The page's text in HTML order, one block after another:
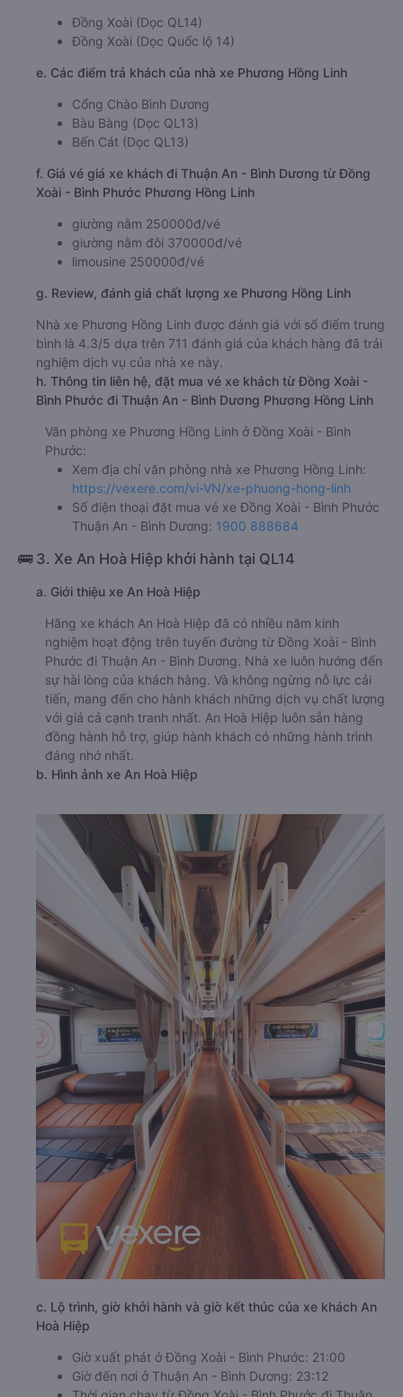
Đồng Xoài (Dọc QL14)
Đồng Xoài (Dọc Quốc lộ 14)
e. Các điểm trả khách của nhà xe Phương Hồng Linh
Cổng Chào Bình Dương
Bàu Bàng (Dọc QL13)
Bến Cát (Dọc QL13)
f. Giá vé giá xe khách đi Thuận An - Bình Dương từ Đồng
Xoài - Bình Phước Phương Hồng Linh
giường nằm 250000đ/vé
giường nằm đôi 370000đ/vé
limousine 250000đ/vé
g. Review, đánh giá chất lượng xe Phương Hồng Linh
Nhà xe Phương Hồng Linh được đánh giá với số điểm trung
bình là 4.3/5 dựa trên 711 đánh giá của khách hàng đã trải
nghiệm dịch vụ của nhà xe này.
h. Thông tin liên hệ, đặt mua vé xe khách từ Đồng Xoài -
Bình Phước đi Thuận An - Bình Dương Phương Hồng Linh
Văn phòng xe Phương Hồng Linh ở Đồng Xoài - Bình
Phước:
Xem địa chỉ văn phòng nhà xe Phương Hồng Linh:
https://vexere.com/vi-VN/xe-phuong-hong-linh
Số điện thoại đặt mua vé xe Đồng Xoài - Bình Phước
Thuận An - Bình Dương: 1900 888684
🚌 3. Xe An Hoà Hiệp khởi hành tại QL14
a. Giới thiệu xe An Hoà Hiệp
Hãng xe khách An Hoà Hiệp đã có nhiều năm kinh
nghiệm hoạt động trên tuyến đường từ Đồng Xoài - Bình
Phước đi Thuận An - Bình Dương. Nhà xe luôn hướng đến
sự hài lòng của khách hàng. Và không ngừng nỗ lực cải
tiến, mang đến cho hành khách những dịch vụ chất lượng
với giá cả cạnh tranh nhất. An Hoà Hiệp luôn sẵn hàng
đồng hành hỗ trợ, giúp hành khách có những hành trình
đáng nhớ nhất.
b. Hình ảnh xe An Hoà Hiệp
c. Lộ trình, giờ khởi hành và giờ kết thúc của xe khách An
Hoà Hiệp
Giờ xuất phát ở Đồng Xoài - Bình Phước: 21:00
Giờ đến nơi ở Thuận An - Bình Dương: 23:12